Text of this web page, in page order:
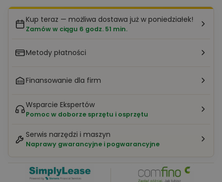
Kup teraz — możliwa dostawa już w poniedziałek!
Zamów w ciągu 6 godz. 51 min.
Metody płatności
Finansowanie dla firm
Wsparcie Ekspertów
Pomoc w doborze sprzętu i osprzętu
Serwis narzędzi i maszyn
Naprawy gwarancyjne i pogwarancyjne